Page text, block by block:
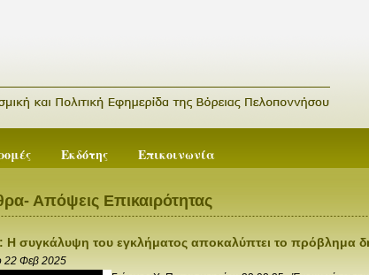
Εκδότης Επικοινωνία
Απόψεις Επικαιρότητας
Η συγκάλυψη του εγκλήματος αποκαλύπτει το πρόβλημα
22 Φεβ 2025